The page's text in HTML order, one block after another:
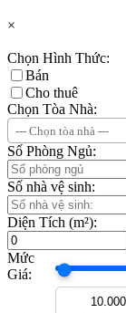
×
Chọn Hình Thức:
Bán
Cho thuê
Chọn Tòa Nhà:
--- Chọn tòa nhà ---
Số Phòng Ngủ:
Số nhà vệ sinh:
Diện Tích (m²):
Mức
Giá: